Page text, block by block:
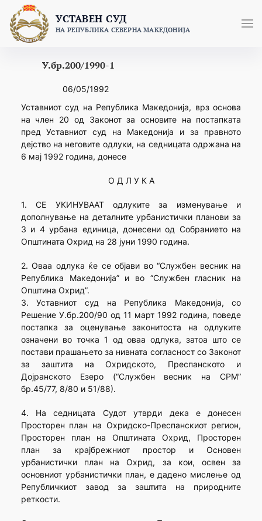
content
УСТАВЕН СУД
НА РЕПУБЛИКА СЕВЕРНА МАКЕДОНИЈА
У.бр.200/1990-1
06/05/1992
Уставниот суд на Република Македонија, врз основа
на член 20 од Законот за основите на постапката
пред Уставниот суд на Македонија и за правното
дејство на неговите одлуки, на седницата одржана на
6 мај 1992 година, донесе
О Д Л У К А
1. СЕ УКИНУВААТ одлуките за изменување и
дополнување на деталните урбанистички планови за
3 и 4 урбана единица, донесени од Собранието на
Општината Охрид на 28 јуни 1990 година.
2. Оваа одлука ќе се објави во “Службен весник на
Република Македонија” и во “Службен гласник на
Општина Охрид”.
3. Уставниот суд на Република Македонија, со
Решение У.бр.200/90 од 11 март 1992 година, поведе
постапка за оценување законитоста на одлуките
означени во точка 1 од оваа одлука, затоа што се
постави прашањето за нивната согласност со Законот
за заштита на Охридското, Преспанското и
Дојранското Езеро (“Службен весник на СРМ”
бр.45/77, 8/80 и 51/88).
4. На седницата Судот утврди дека е донесен
Просторен план на Охридско-Преспанскиот регион,
Просторен план на Општината Охрид, Просторен
план за крајбрежниот простор и Основен
урбанистички план на Охрид, за кои, освен за
основниот урбанистички план, е дадено мислење од
Републичкиот завод за заштита на природните
реткости.